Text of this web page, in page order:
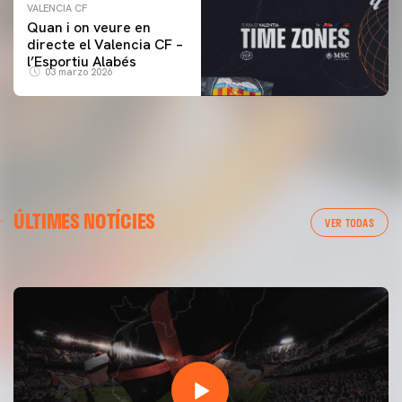
VALENCIA CF
Quan i on veure en
directe el Valencia CF –
l’Esportiu Alabés
03 marzo 2026
ÚLTIMES NOTÍCIES VER TODAS
ENTRENAMENT DEL VALENCIA CF 7/8/2026